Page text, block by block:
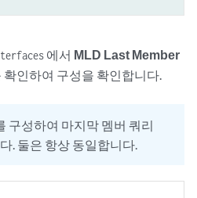
에서 MLD Last Member
확인하여 구성을 확인합니다.
구성하여 마지막 멤버 쿼리
. 둘은 항상 동일합니다.